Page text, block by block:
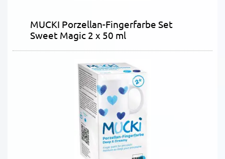
MUCKI Porzellan-Fingerfarbe Set
Sweet Magic 2 x 50 ml